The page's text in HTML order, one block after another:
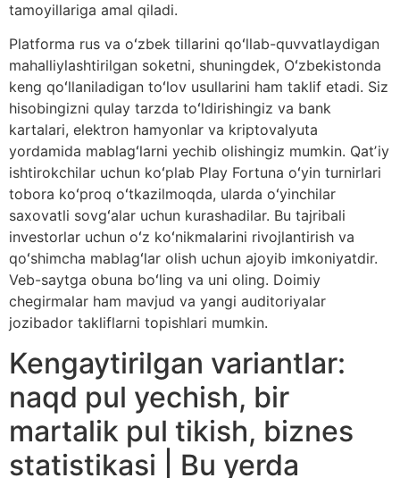
tamoyillariga amal qiladi.
Platforma rus va oʻzbek tillarini qoʻllab-quvvatlaydigan
mahalliylashtirilgan soketni, shuningdek, Oʻzbekistonda
keng qoʻllaniladigan toʻlov usullarini ham taklif etadi. Siz
hisobingizni qulay tarzda toʻldirishingiz va bank
kartalari, elektron hamyonlar va kriptovalyuta
yordamida mablagʻlarni yechib olishingiz mumkin. Qatʼiy
ishtirokchilar uchun koʻplab Play Fortuna oʻyin turnirlari
tobora koʻproq oʻtkazilmoqda, ularda oʻyinchilar
saxovatli sovgʻalar uchun kurashadilar. Bu tajribali
investorlar uchun oʻz koʻnikmalarini rivojlantirish va
qoʻshimcha mablagʻlar olish uchun ajoyib imkoniyatdir.
Veb-saytga obuna boʻling va uni oling. Doimiy
chegirmalar ham mavjud va yangi auditoriyalar
jozibador takliflarni topishlari mumkin.
Kengaytirilgan variantlar:
naqd pul yechish, bir
martalik pul tikish, biznes
statistikasi | Bu yerda